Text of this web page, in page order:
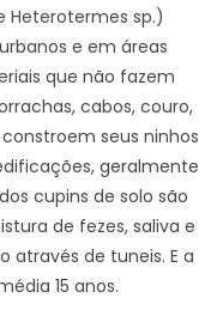
Heterotermes sp.)
e em áreas
que não fazem
cabos, couro,
seus ninhos
geralmente
cupins de solo são
de fezes, saliva e
através de tuneis. E a
15 anos.